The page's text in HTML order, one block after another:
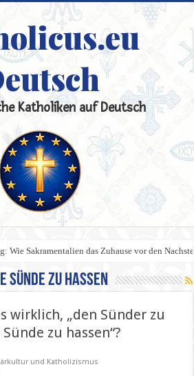
Katholiken auf Deutsch
Wie Sakramentalien das Zuhause vor den
Sünde zu hassen
wirklich, „den Sünder zu
zu hassen“?
und Katholizismus